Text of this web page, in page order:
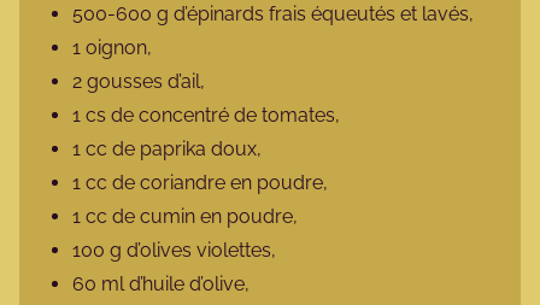
500-600 g d’épinards frais équeutés et lavés,
1 oignon,
2 gousses d’ail,
1 cs de concentré de tomates,
1 cc de paprika doux,
1 cc de coriandre en poudre,
1 cc de cumin en poudre,
100 g d’olives violettes,
60 ml d’huile d’olive,